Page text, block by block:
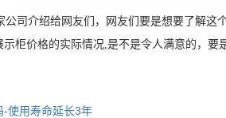
司介绍给网友们，网友们要是想要了解这
柜价格的实际情况,是不是令人满意的，要
-使用寿命延长3年